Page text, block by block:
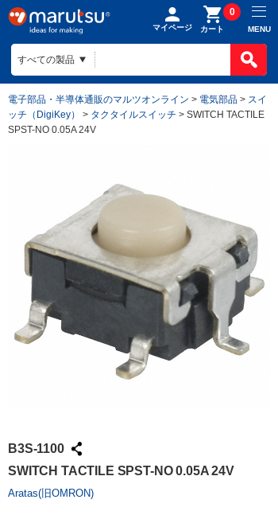
マイページ カート
0
MENU
電子部品・半導体通販のマルツオンライン > 電気部品 > スイ
ッチ（DigiKey）
> タクタイルスイッチ > SWITCH TACTILE
SPST-NO 0.05A 24V
B3S-1100
SWITCH TACTILE SPST-NO 0.05A 24V
Aratas(旧OMRON)